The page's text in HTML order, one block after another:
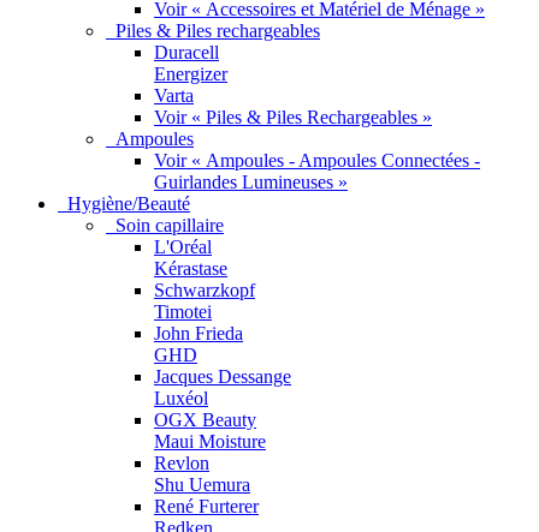
Voir « Accessoires et Matériel de Ménage »
Piles & Piles rechargeables
Duracell
Energizer
Varta
Voir « Piles & Piles Rechargeables »
Ampoules
Voir « Ampoules - Ampoules Connectées -
Guirlandes Lumineuses »
Hygiène/Beauté
Soin capillaire
L'Oréal
Kérastase
Schwarzkopf
Timotei
John Frieda
GHD
Jacques Dessange
Luxéol
OGX Beauty
Maui Moisture
Revlon
Shu Uemura
René Furterer
Redken